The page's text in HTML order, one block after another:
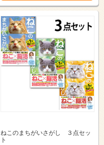
ねこのまちがいさがし ３点セッ
ト